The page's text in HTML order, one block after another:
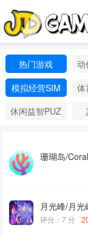
热门游戏 动
模拟经营SIM
体
休闲益智PUZ
珊瑚岛/
月光峰/月
评分：7 分